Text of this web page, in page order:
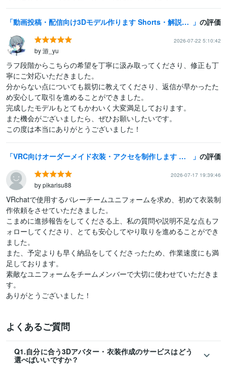
動画投稿・配信向け3Dモデル作ります Shorts・解説・VTuber対応 の評価
2026-07-22 5:10:42
by 游_yu
ラフ段階からこちらの希望を丁寧に汲み取ってくださり、修正も丁
寧にご対応いただきました。
分からない点についても親切に教えてくださり、返信が早かったた
め安心して取引を進めることができました。
完成したモデルもとてもかわいく大変満足しております。
また機会がございましたら、ぜひお願いしたいです。
この度は本当にありがとうございました！
VRC向けオーダーメイド衣装・アクセを制作します デフォルメ系からリアル調までアクセサリー1つから対応可能！ の評価
2026-07-17 19:39:46
by pikarisu88
VRchatで使用するバレーチームユニフォームを求め、初めて衣装制
作依頼をさせていただきました。
こまめに進捗報告をしてくださる上、私の質問や説明不足な点もフ
ォローしてくださり、とても安心してやり取りを進めることができ
ました。
また、予定よりも早く納品をしてくださったため、作業速度にも満
足しております。
素敵なユニフォームをチームメンバーで大切に使わせていただきま
す。
ありがとうございました！
よくあるご質問
Q1.自分に合う3Dアバター・衣装作成のサービスはどう
選べばいいですか？